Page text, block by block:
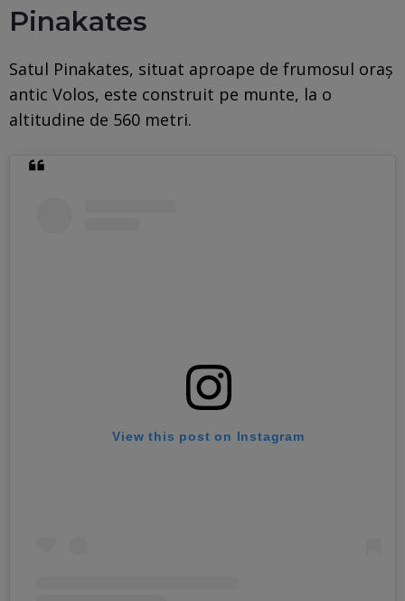
Pinakates
Satul Pinakates, situat aproape de frumosul oraș
antic Volos, este construit pe munte, la o
altitudine de 560 metri.
View this post on Instagram